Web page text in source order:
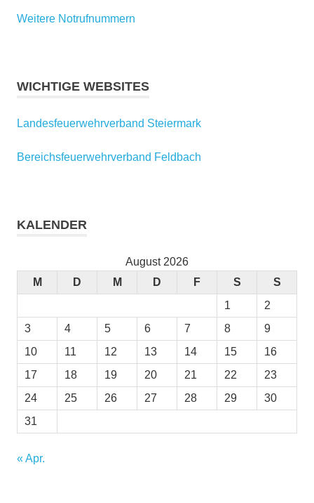
Weitere Notrufnummern
WICHTIGE WEBSITES
Landesfeuerwehrverband Steiermark
Bereichsfeuerwehrverband Feldbach
KALENDER
August 2026
M
D M D F S
S
1
2
3
4 5 6 7 8
9
10
11 12 13 14 15
16
17
18 19 20 21 22
23
24
25 26 27 28 29
30
31
« Apr.